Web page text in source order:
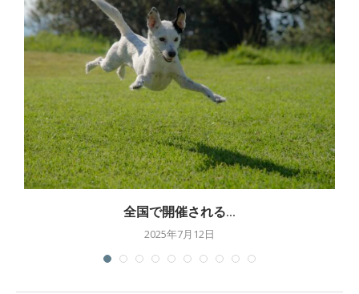
全国で開催される...
2025年7月12日